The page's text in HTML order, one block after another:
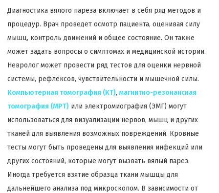
Диагностика вялого пареза включает в себя ряд методов и
процедур. Врач проведет осмотр пациента, оценивая силу
мышц, контроль движений и общее состояние. Он также
может задать вопросы о симптомах и медицинской истории.
Невролог может провести ряд тестов для оценки нервной
системы, рефлексов, чувствительности и мышечной силы.
Компьютерная томография (КТ), магнитно-резонансная
томография (МРТ) или электромиография (ЭМГ) могут
использоваться для визуализации нервов, мышц и других
тканей для выявления возможных повреждений. Кровные
тесты могут быть проведены для выявления инфекций или
других состояний, которые могут вызвать вялый парез.
Иногда требуется взятие образца ткани мышцы для
дальнейшего анализа под микроскопом. В зависимости от